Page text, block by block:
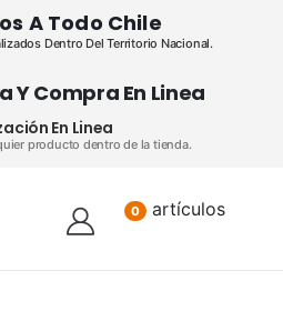
A Todo Chile
Dentro Del Territorio Nacional.
Y Compra En Linea
En Linea
producto dentro de la tienda.
0 artículos